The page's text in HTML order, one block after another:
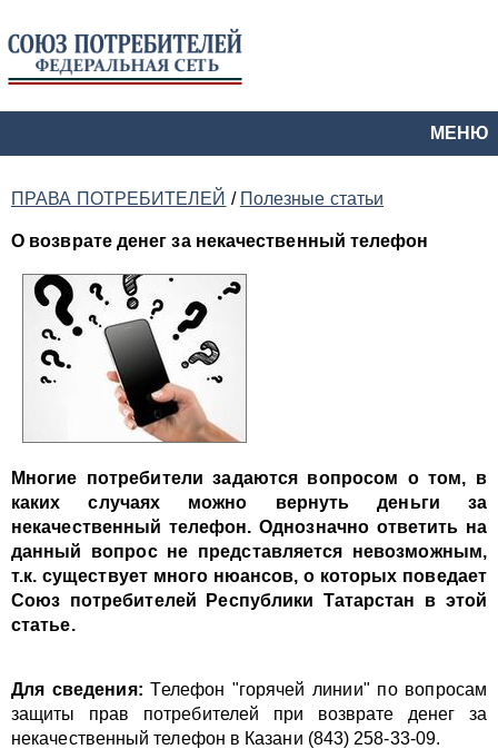
МЕНЮ
ПРАВА ПОТРЕБИТЕЛЕЙ / Полезные статьи
О возврате денег за некачественный телефон
Многие потребители задаются вопросом о том, в
каких случаях можно вернуть деньги за
некачественный телефон. Однозначно ответить на
данный вопрос не представляется невозможным,
т.к. существует много нюансов, о которых поведает
Союз потребителей Республики Татарстан в этой
статье.
Для сведения:Телефон "горячей линии" по вопросам
защиты прав потребителей при возврате денег за
некачественный телефон в Казани (843) 258-33-09.